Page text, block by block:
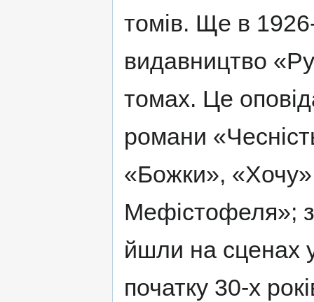
томів. Ще в
видавництво
томах. Це
романи
«Божки»,
Мефістофеля»;
йшли на сценах
початку 30-х